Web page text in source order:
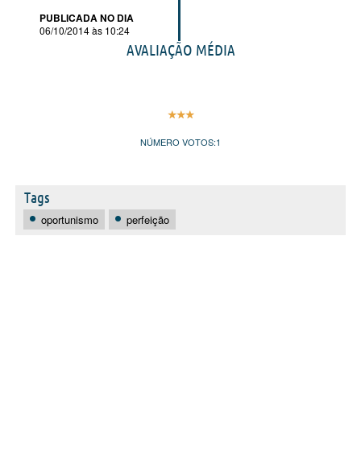
PUBLICADA NO DIA
06/10/2014 às 10:24
AVALIAÇÃO MÉDIA
NÚMERO VOTOS:1
Tags
oportunismo perfeição